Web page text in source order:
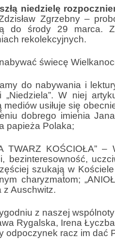
niedzielę
Zgrzebny –
do środy 29 marca.
rekolekcyjnych.
świecę
do nabywania i
„Niedziela”. W niej
mediów usiłuje się̨
dobrego imienia
papieża Polaka;
TWARZ KOŚCIOŁA”
bezinteresowność,
szukają̨ w
charyzmatom;
z Auschwitz.
z naszej
Rygalska, Irena
odpoczynek racz im dać